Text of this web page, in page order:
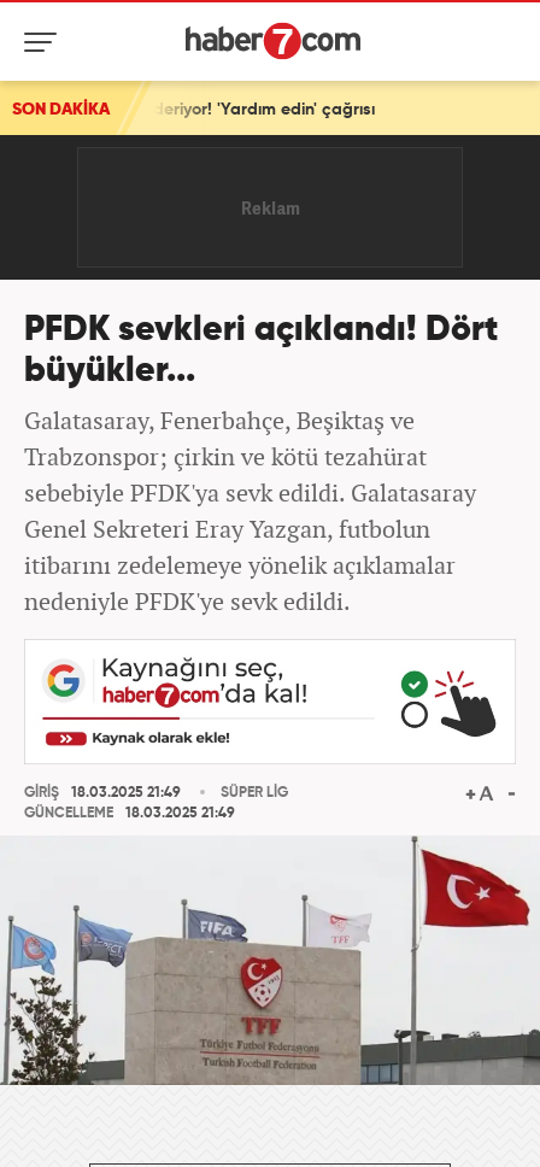
SON DAKİKA'Yardım edin' çağrısı
PFDK sevkleri açıklandı! Dört
büyükler...
Galatasaray, Fenerbahçe, Beşiktaş ve
Trabzonspor; çirkin ve kötü tezahürat
sebebiyle PFDK'ya sevk edildi. Galatasaray
Genel Sekreteri Eray Yazgan, futbolun
itibarını zedelemeye yönelik açıklamalar
nedeniyle PFDK'ye sevk edildi.
GİRİŞ
18.03.2025 21:49
GÜNCELLEME
18.03.2025 21:49
SÜPER LİG